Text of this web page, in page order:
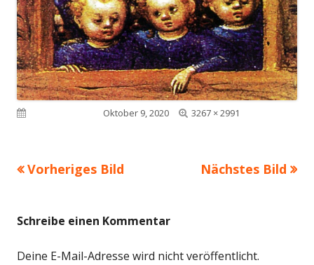
Oktober 9, 2020
Volle
3267 × 2991
Vorheriges Bild Nächstes Bild
Schreibe einen Kommentar
Deine E-Mail-Adresse wird nicht veröffentlicht.